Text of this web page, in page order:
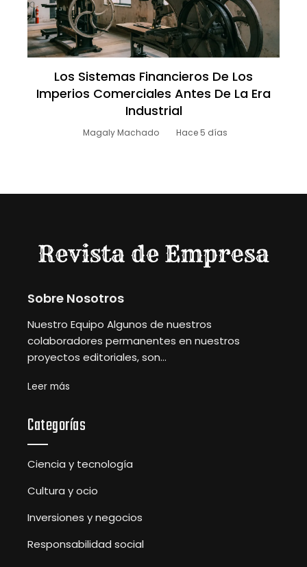
Los Sistemas Financieros De Los
Imperios Comerciales Antes De La Era
Industrial
Magaly Machado Hace 5 días
Sobre Nosotros
Nuestro Equipo Algunos de nuestros
colaboradores permanentes en nuestros
proyectos editoriales, son...
Leer más
Categorías
Ciencia y tecnología
Cultura y ocio
Inversiones y negocios
Responsabilidad social